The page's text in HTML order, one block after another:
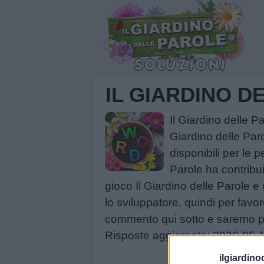
IL GIARDINO
Il Giardino delle
Giardino delle
disponibili per le
Parole ha
gioco Il Giardino delle Parole
lo sviluppatore, quindi per
commento qui sotto e saremo
Risposte aggiornate: 2026-05-